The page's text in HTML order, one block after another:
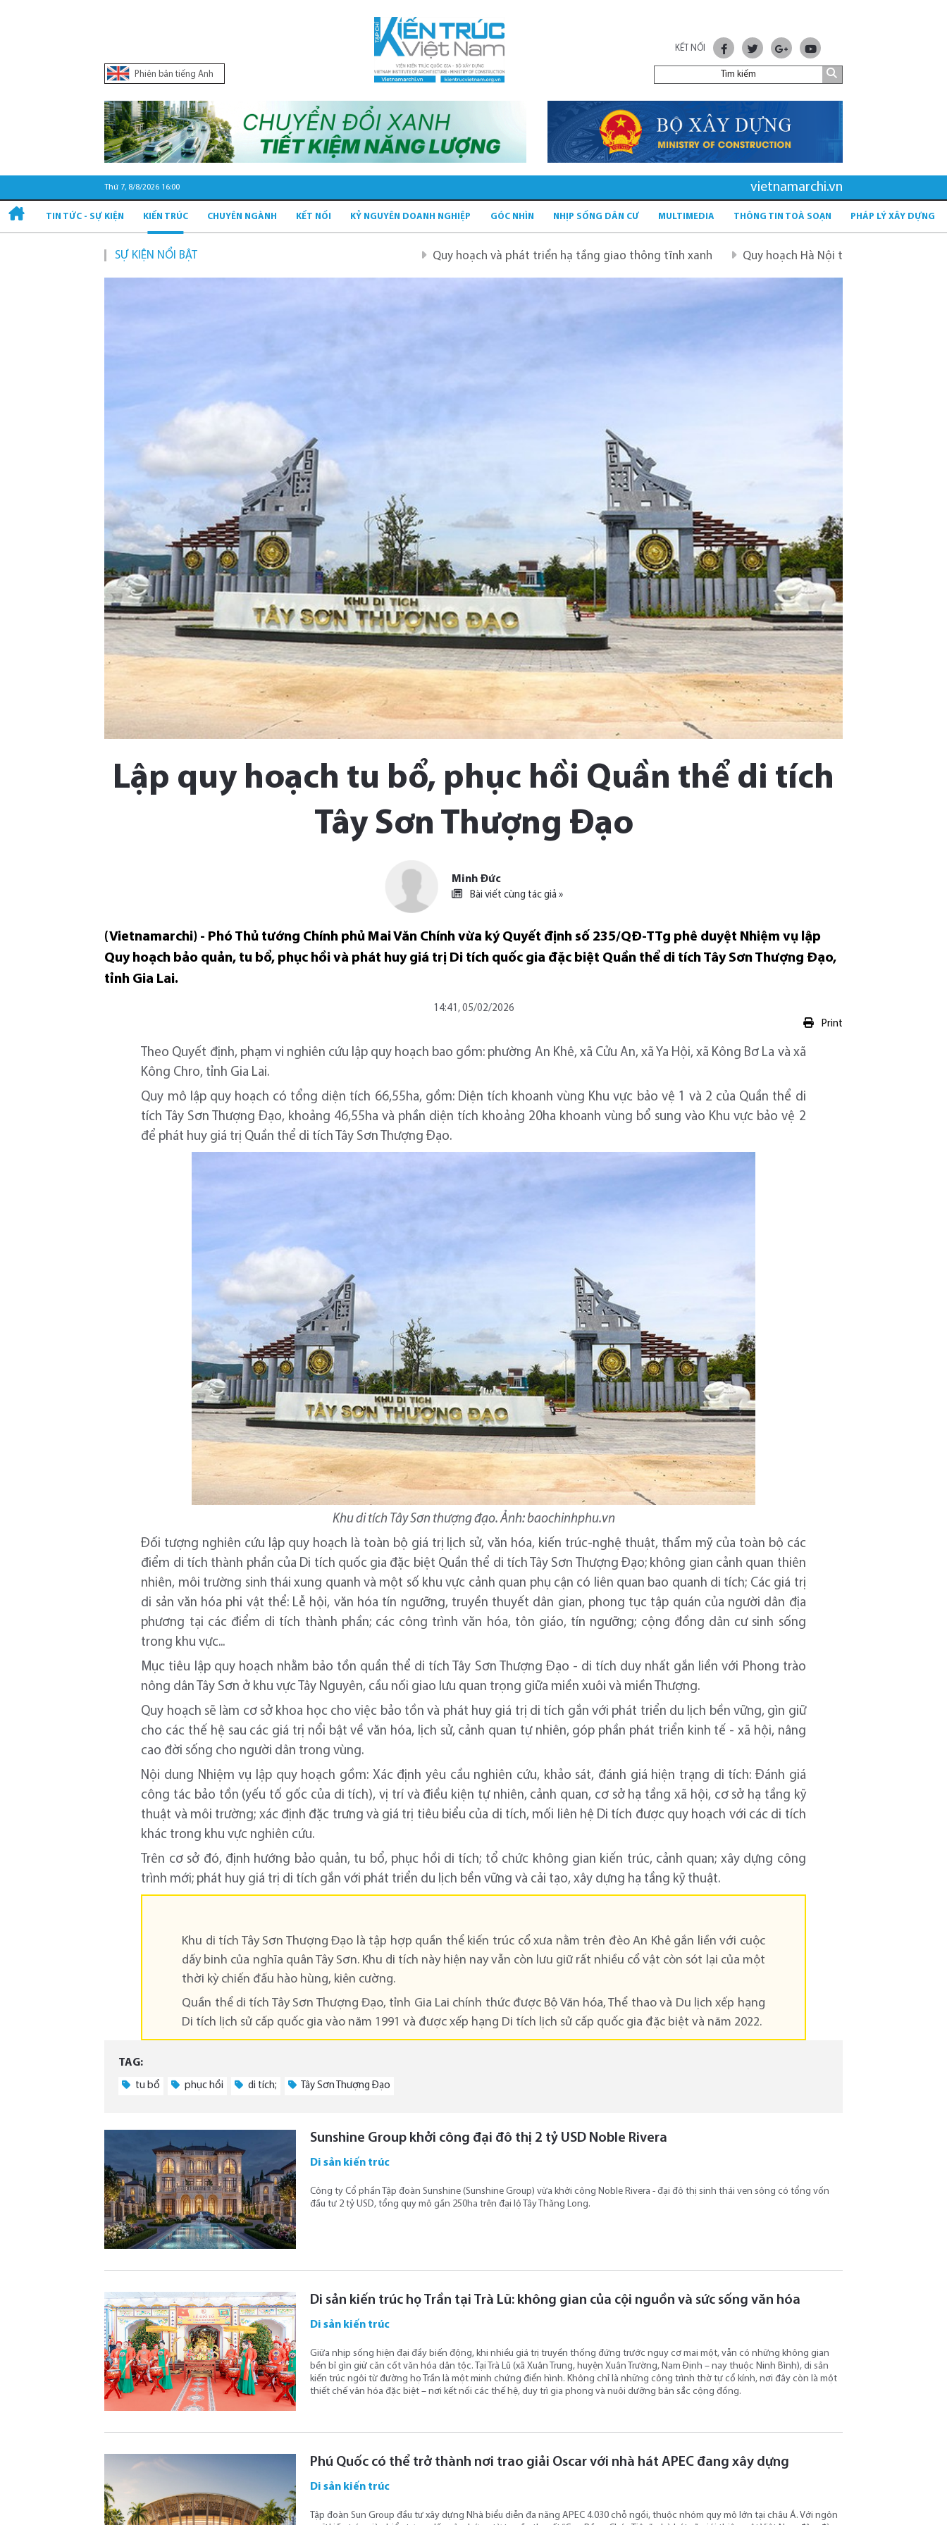
Phiên bản tiếng Anh
KẾT NỐI
Thứ 7, 8/8/2026 16:00 vietnamarchi.vn
TIN TỨC - SỰ KIỆN KIẾN TRÚC CHUYÊN NGÀNH KẾT NỐI KỶ NGUYÊN DOANH NGHIỆP GÓC NHÌN NHỊP SỐNG DÂN CƯ MULTIMEDIA THÔNG TIN TOÀ SOẠN PHÁP LÝ XÂY DỰNG
SỰ KIỆN NỔI BẬT Quy hoạch và phát triển hạ tầng giao thông tĩnh xanh Quy hoạch Hà Nội tầm nhìn 100 năm
Lập quy hoạch tu bổ, phục hồi Quần thể di tích
Tây Sơn Thượng Đạo
Minh Đức
Bài viết cùng tác giả »
(Vietnamarchi) - Phó Thủ tướng Chính phủ Mai Văn Chính vừa ký Quyết định số 235/QĐ-TTg phê duyệt Nhiệm vụ lập
Quy hoạch bảo quản, tu bổ, phục hồi và phát huy giá trị Di tích quốc gia đặc biệt Quần thể di tích Tây Sơn Thượng Đạo,
tỉnh Gia Lai.
14:41, 05/02/2026
Print
Theo Quyết định, phạm vi nghiên cứu lập quy hoạch bao gồm: phường An Khê, xã Cửu An, xã Ya Hội, xã Kông Bơ La và xã
Kông Chro, tỉnh Gia Lai.
Quy mô lập quy hoạch có tổng diện tích 66,55ha, gồm: Diện tích khoanh vùng Khu vực bảo vệ 1 và 2 của Quần thể di
tích Tây Sơn Thượng Đạo, khoảng 46,55ha và phần diện tích khoảng 20ha khoanh vùng bổ sung vào Khu vực bảo vệ 2
để phát huy giá trị Quần thể di tích Tây Sơn Thượng Đạo.
Khu di tích Tây Sơn thượng đạo. Ảnh: baochinhphu.vn
Đối tượng nghiên cứu lập quy hoạch là toàn bộ giá trị lịch sử, văn hóa, kiến trúc-nghệ thuật, thẩm mỹ của toàn bộ các
điểm di tích thành phần của Di tích quốc gia đặc biệt Quần thể di tích Tây Sơn Thượng Đạo; không gian cảnh quan thiên
nhiên, môi trường sinh thái xung quanh và một số khu vực cảnh quan phụ cận có liên quan bao quanh di tích; Các giá trị
di sản văn hóa phi vật thể: Lễ hội, văn hóa tín ngưỡng, truyền thuyết dân gian, phong tục tập quán của người dân địa
phương tại các điểm di tích thành phần; các công trình văn hóa, tôn giáo, tín ngưỡng; cộng đồng dân cư sinh sống
trong khu vực...
Mục tiêu lập quy hoạch nhằm bảo tồn quần thể di tích Tây Sơn Thượng Đạo - di tích duy nhất gắn liền với Phong trào
nông dân Tây Sơn ở khu vực Tây Nguyên, cầu nối giao lưu quan trọng giữa miền xuôi và miền Thượng.
Quy hoạch sẽ làm cơ sở khoa học cho việc bảo tồn và phát huy giá trị di tích gắn với phát triển du lịch bền vững, gìn giữ
cho các thế hệ sau các giá trị nổi bật về văn hóa, lịch sử, cảnh quan tự nhiên, góp phần phát triển kinh tế - xã hội, nâng
cao đời sống cho người dân trong vùng.
Nội dung Nhiệm vụ lập quy hoạch gồm: Xác định yêu cầu nghiên cứu, khảo sát, đánh giá hiện trạng di tích: Đánh giá
công tác bảo tồn (yếu tố gốc của di tích), vị trí và điều kiện tự nhiên, cảnh quan, cơ sở hạ tầng xã hội, cơ sở hạ tầng kỹ
thuật và môi trường; xác định đặc trưng và giá trị tiêu biểu của di tích, mối liên hệ Di tích được quy hoạch với các di tích
khác trong khu vực nghiên cứu.
Trên cơ sở đó, định hướng bảo quản, tu bổ, phục hồi di tích; tổ chức không gian kiến trúc, cảnh quan; xây dựng công
trình mới; phát huy giá trị di tích gắn với phát triển du lịch bền vững và cải tạo, xây dựng hạ tầng kỹ thuật.
Khu di tích Tây Sơn Thượng Đạo là tập hợp quần thể kiến trúc cổ xưa nằm trên đèo An Khê gắn liền với cuộc
dấy binh của nghĩa quân Tây Sơn. Khu di tích này hiện nay vẫn còn lưu giữ rất nhiều cổ vật còn sót lại của một
thời kỳ chiến đấu hào hùng, kiên cường.
Quần thể di tích Tây Sơn Thượng Đạo, tỉnh Gia Lai chính thức được Bộ Văn hóa, Thể thao và Du lịch xếp hạng
Di tích lịch sử cấp quốc gia vào năm 1991 và được xếp hạng Di tích lịch sử cấp quốc gia đặc biệt và năm 2022.
TAG:
tu bổ phục hồi di tích; Tây Sơn Thượng Đạo
Sunshine Group khởi công đại đô thị 2 tỷ USD Noble Rivera
Di sản kiến trúc
Công ty Cổ phần Tập đoàn Sunshine (Sunshine Group) vừa khởi công Noble Rivera - đại đô thị sinh thái ven sông có tổng vốn
đầu tư 2 tỷ USD, tổng quy mô gần 250ha trên đại lộ Tây Thăng Long.
Di sản kiến trúc họ Trần tại Trà Lũ: không gian của cội nguồn và sức sống văn hóa
Di sản kiến trúc
Giữa nhịp sống hiện đại đầy biến động, khi nhiều giá trị truyền thống đứng trước nguy cơ mai một, vẫn có những không gian
bền bỉ gìn giữ căn cốt văn hóa dân tộc. Tại Trà Lũ (xã Xuân Trung, huyện Xuân Trường, Nam Định – nay thuộc Ninh Bình), di sản
kiến trúc ngôi từ đường họ Trần là một minh chứng điển hình. Không chỉ là những công trình thờ tự cổ kính, nơi đây còn là một
thiết chế văn hóa đặc biệt – nơi kết nối các thế hệ, duy trì gia phong và nuôi dưỡng bản sắc cộng đồng.
Phú Quốc có thể trở thành nơi trao giải Oscar với nhà hát APEC đang xây dựng
Di sản kiến trúc
Tập đoàn Sun Group đầu tư xây dựng Nhà biểu diễn đa năng APEC 4.030 chỗ ngồi, thuộc nhóm quy mô lớn tại châu Á. Với ngôn